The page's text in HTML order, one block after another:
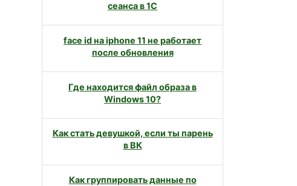
сеанса в 1С
face id на iphone 11 не работает
после обновления
Где находится файл образа в
Windows 10?
Как стать девушкой, если ты парень
в ВК
Как группировать данные по